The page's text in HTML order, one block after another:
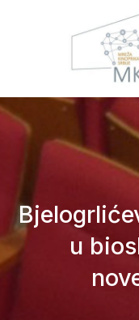
Srbije
u